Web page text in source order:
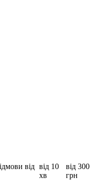
від від 10
хв
від 300
грн